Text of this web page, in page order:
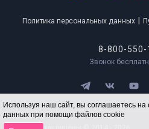
Используя наш сайт, вы соглашаетесь
данных при помощи файлов cookie
Политика персональных данных
8-800-550-
Звонок